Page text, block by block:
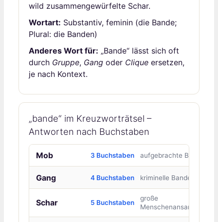
wild zusammengewürfelte Schar.
Wortart: Substantiv, feminin (die Bande;
Plural: die Banden)
Anderes Wort für: „Bande“ lässt sich oft
durch Gruppe, Gang oder Clique ersetzen,
je nach Kontext.
„bande“ im Kreuzworträtsel –
Antworten nach Buchstaben
Mob 3 Buchstaben aufgebrachte Bande
Gang 4 Buchstaben kriminelle Bande
Schar 5 Buchstaben
große
Menschenansammlung